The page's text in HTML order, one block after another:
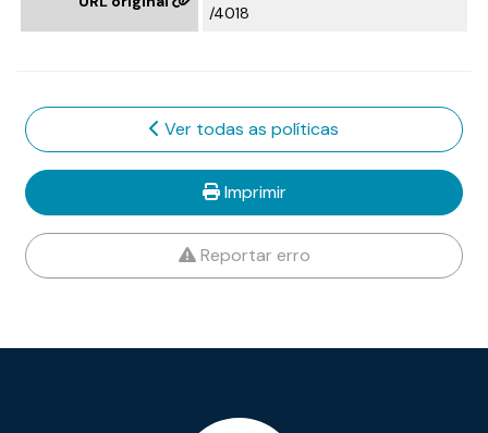
/4018
Ver todas as políticas
Imprimir
Reportar erro